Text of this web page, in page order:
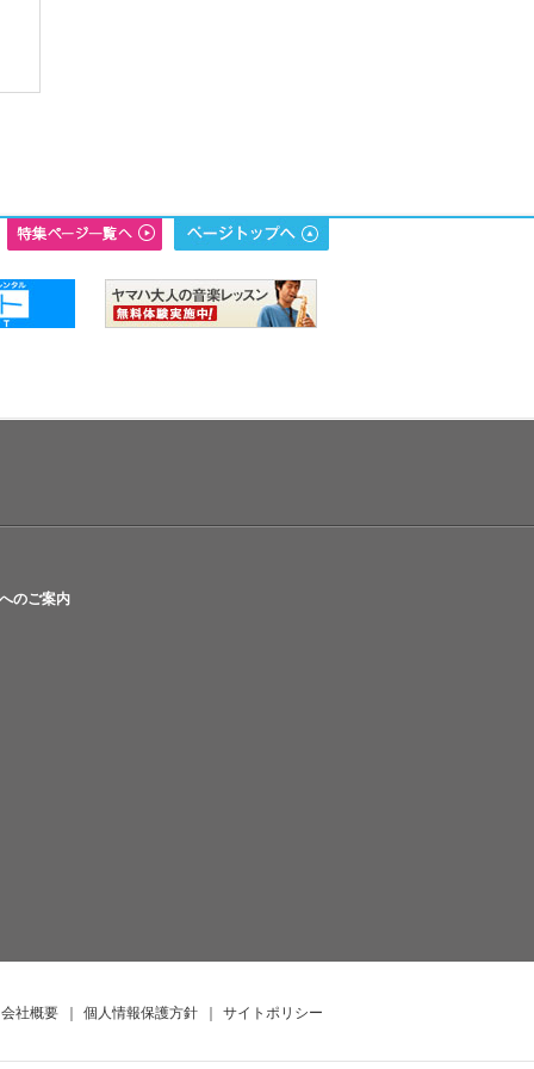
のご案内
会社概要 ｜ 個人情報保護方針 ｜ サイトポリシー